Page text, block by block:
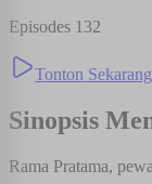
Episodes 132
Tonton Sekarang
Sinopsis
Rama Pratama,